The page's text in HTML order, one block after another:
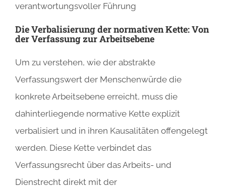
verantwortungsvoller Führung
Die Verbalisierung der normativen Kette: Von
der Verfassung zur Arbeitsebene
Um zu verstehen, wie der abstrakte
Verfassungswert der Menschenwürde die
konkrete Arbeitsebene erreicht, muss die
dahinterliegende normative Kette explizit
verbalisiert und in ihren Kausalitäten offengelegt
werden. Diese Kette verbindet das
Verfassungsrecht über das Arbeits- und
Dienstrecht direkt mit der